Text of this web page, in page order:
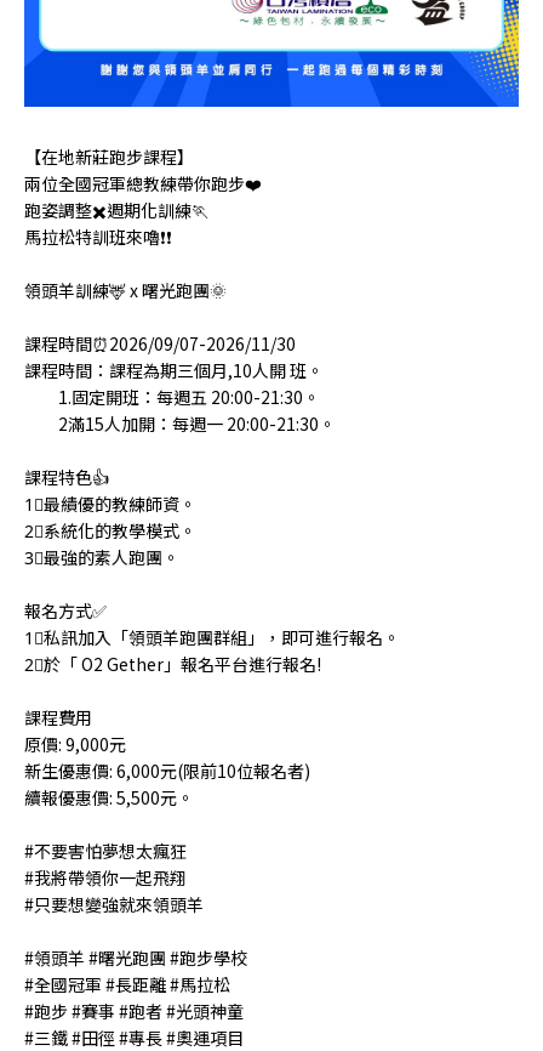
【在地新莊跑步課程】
兩位全國冠軍總教練帶你跑步❤️
跑姿調整✖️週期化訓練🏃
馬拉松特訓班來嚕❗️❗️
領頭羊訓練🦌 x 曙光跑團🌞
課程時間⏰2026/09/07-2026/11/30
課程時間：課程為期三個月,10人開 班。
1.固定開班：每週五 20:00-21:30。
2滿15人加開：每週一 20:00-21:30。
課程特色👍
1⃣️最績優的教練師資。
2⃣️系統化的教學模式。
3⃣️最強的素人跑團。
報名方式✅
1⃣️私訊加入「領頭羊跑團群組」，即可進行報名。
2⃣️於「 O2 Gether」報名平台進行報名!
課程費用
原價: 9,000元
新生優惠價: 6,000元(限前10位報名者)
續報優惠價: 5,500元。
#不要害怕夢想太瘋狂
#我將帶領你一起飛翔
#只要想變強就來領頭羊
#領頭羊 #曙光跑團 #跑步學校
#全國冠軍 #長距離 #馬拉松
#跑步 #賽事 #跑者 #光頭神童
#三鐵 #田徑 #專長 #奧運項目